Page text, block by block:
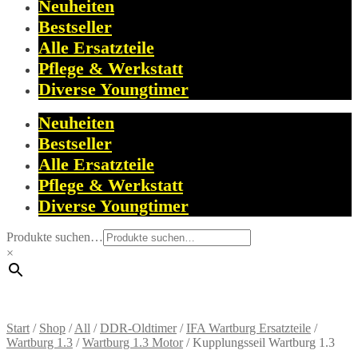
Neuheiten
Bestseller
Alle Ersatzteile
Pflege & Werkstatt
Diverse Youngtimer
Neuheiten
Bestseller
Alle Ersatzteile
Pflege & Werkstatt
Diverse Youngtimer
Produkte suchen…
×
Start / Shop /All /DDR-Oldtimer/IFA Wartburg Ersatzteile /
Wartburg 1.3 /Wartburg 1.3 Motor/Kupplungsseil Wartburg 1.3